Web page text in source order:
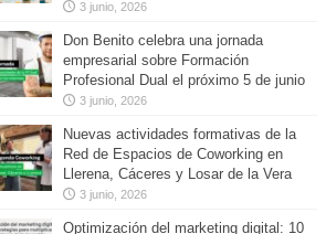
3 junio, 2026
Don Benito celebra una jornada
empresarial sobre Formación
Profesional Dual el próximo 5 de junio
3 junio, 2026
Nuevas actividades formativas de la
Red de Espacios de Coworking en
Llerena, Cáceres y Losar de la Vera
3 junio, 2026
Optimización del marketing digital: 10